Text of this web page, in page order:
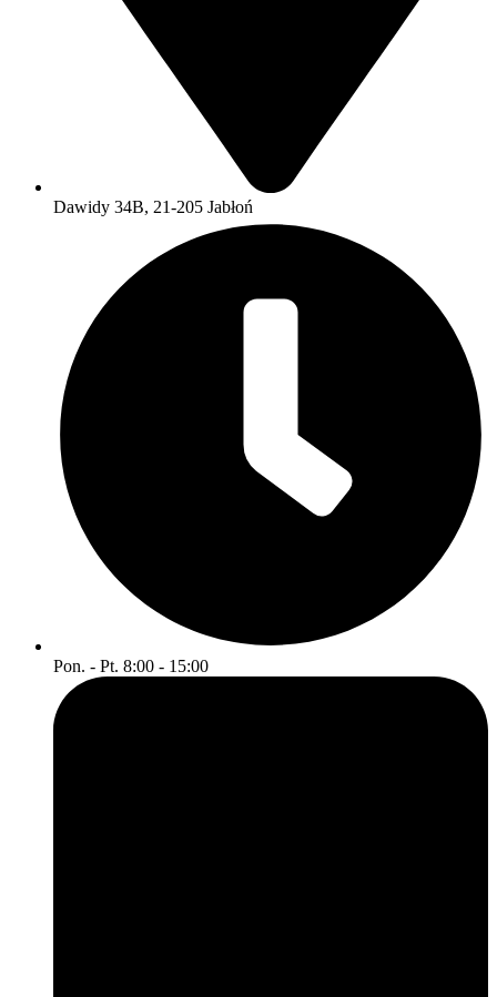
Dawidy 34B, 21-205 Jabłoń
Pon. - Pt. 8:00 - 15:00